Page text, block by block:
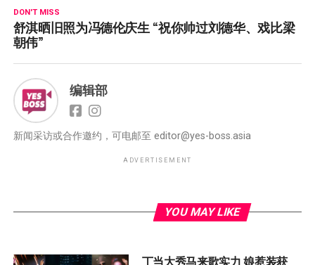
DON'T MISS
舒淇晒旧照为冯德伦庆生 “祝你帅过刘德华、戏比梁
朝伟”
编辑部
新闻采访或合作邀约，可电邮至 editor@yes-boss.asia
ADVERTISEMENT
YOU MAY LIKE
丁当大秀马来歌实力 娘惹装获